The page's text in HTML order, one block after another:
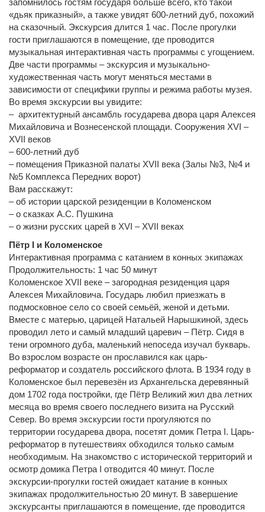
запомнилось гостям государя больше всего, кто такой
«дьяк приказный», а также увидят 600-летний дуб, похожий
на сказочный. Экскурсия длится 1 час. После прогулки
гости приглашаются в помещение, где проводится
музыкальная интерактивная часть программы с угощением.
Две части программы – экскурсия и музыкально-
художественная часть могут меняться местами в
зависимости от специфики группы и режима работы музея.
Во время экскурсии вы увидите:
– архитектурный ансамбль государева двора царя Алексея
Михайловича и Вознесенской площади. Сооружения XVI –
XVII веков
– 600-летний дуб
– помещения Приказной палаты XVII века (Залы №3, №4 и
№5 Комплекса Передних ворот)
Вам расскажут:
– об истории царской резиденции в Коломенском
– о сказках А.С. Пушкина
– о жизни русских царей в XVI – XVII веках
Пётр I и Коломенское
Интерактивная программа с катанием в конных экипажах
Продолжительность: 1 час 50 минут
Коломенское XVII веке – загородная резиденция царя
Алексея Михайловича. Государь любил приезжать в
подмосковное село со своей семьёй, женой и детьми.
Вместе с матерью, царицей Натальей Нарышкиной, здесь
проводил лето и самый младший царевич – Пётр. Сидя в
тени огромного дуба, маленький непоседа изучал букварь.
Во взрослом возрасте он прославился как царь-
реформатор и создатель российского флота. В 1934 году в
Коломенское был перевезён из Архангельска деревянный
дом 1702 года постройки, где Пётр Великий жил два летних
месяца во время своего последнего визита на Русский
Север. Во время экскурсии гости прогуляются по
территории государева двора, посетят домик Петра I. Царь-
реформатор в путешествиях обходился только самым
необходимым. На знакомство с исторической территорий и
осмотр домика Петра I отводится 40 минут. После
экскурсии-прогулки гостей ожидает катание в конных
экипажах продолжительностью 20 минут. В завершение
экскурсанты приглашаются в помещение, где проводится